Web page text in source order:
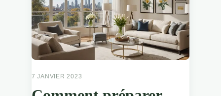
7 JANVIER 2023